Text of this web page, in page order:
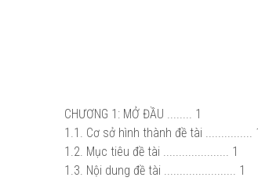
CHƯƠNG 1: MỞ ĐẦU ........ 1
1.1. Cơ sở hình thành đề tài ...............
1.2. Mục tiêu đề tài ..................... 1
1.3. Nội dung đề tài ....................... 1